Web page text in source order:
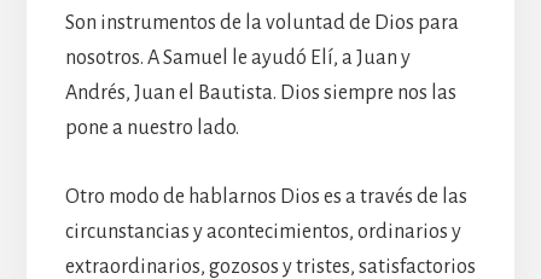
Son instrumentos de la voluntad de Dios para
nosotros. A Samuel le ayudó Elí, a Juan y
Andrés, Juan el Bautista. Dios siempre nos las
pone a nuestro lado.
Otro modo de hablarnos Dios es a través de las
circunstancias y acontecimientos, ordinarios y
extraordinarios, gozosos y tristes, satisfactorios